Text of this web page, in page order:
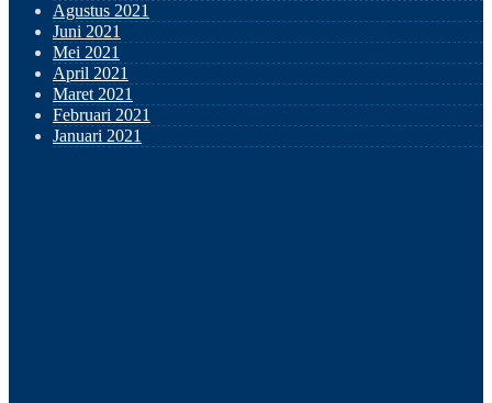
Agustus 2021
Juni 2021
Mei 2021
April 2021
Maret 2021
Februari 2021
Januari 2021